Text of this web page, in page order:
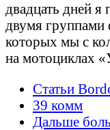
двадцать дней
двумя группами
которых мы с
на мотоциклах
Статьи
39 комм
Дальше